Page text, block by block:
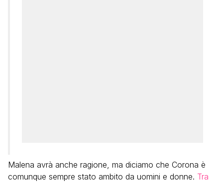
Malena avrà anche ragione, ma diciamo che Corona è
comunque sempre stato ambito da uomini e donne. Tra